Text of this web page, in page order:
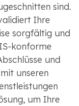
sind.
Ihre
sorgfältig und
konforme
und
unseren
um Ihre